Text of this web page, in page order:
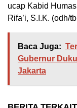
ucap Kabid Humas
Rifa’i, S.I.K. (odh/
Baca Juga:
Gubernur
Jakarta